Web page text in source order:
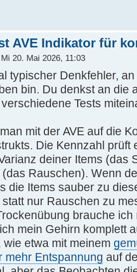
AVE Indikator für
20. Mai 2026, 11:03
typischer Denkfehler,
bin. Du denkst an die
Tests
mit der AVE auf die
Die Kennzahl prüft
deiner Items (das
Rauschen). Wenn
die Items sauber zu
nur Rauschen zu
brauche
mein Gehirn komplett
etwa mit meinem
mehr Entspannung auf